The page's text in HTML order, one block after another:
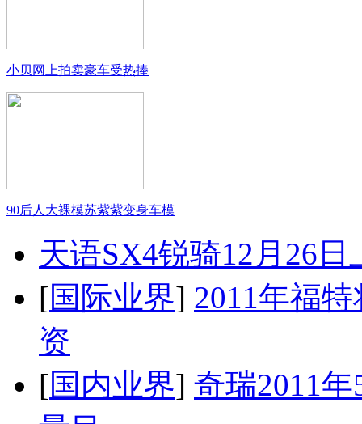
小贝网上拍卖豪车受热捧
90后人大裸模苏紫紫变身车模
天语SX4锐骑12月26
[国际业界] 2011年福
资
[国内业界] 奇瑞2011